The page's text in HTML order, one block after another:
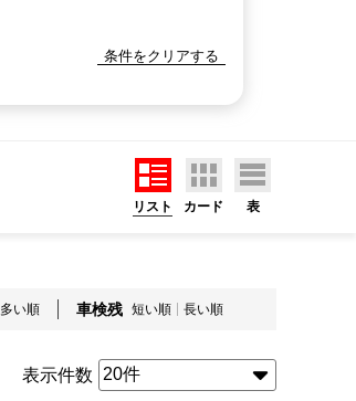
条件をクリアする
リスト カード 表
多い順 車検残 短い順 長い順
表示件数